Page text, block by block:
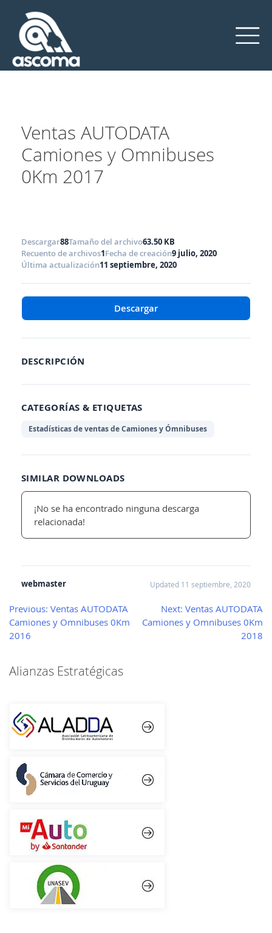
Skip
to
Ventas AUTODATA
Camiones y Omnibuses
0Km 2017
Descargar88Tamaño del archivo63.50 KB
Recuento de archivos1Fecha de creación9 julio, 2020
Última actualización11 septiembre, 2020
Descargar
DESCRIPCIÓN
CATEGORÍAS & ETIQUETAS
Estadísticas de ventas de Camiones y Ómnibuses
SIMILAR DOWNLOADS
¡No se ha encontrado ninguna descarga
relacionada!
webmaster Updated 11 septiembre, 2020
Navegación
de
Previous: Ventas AUTODATA
Camiones y Omnibuses 0Km
2016
Next: Ventas AUTODATA
Camiones y Omnibuses 0Km
2018
Alianzas Estratégicas